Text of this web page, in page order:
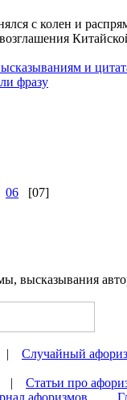
с колен и
06 [07]
| Случайный
| Статьи про
афоризмов,